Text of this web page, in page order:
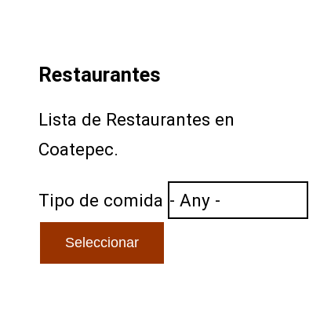
Restaurantes
Lista de Restaurantes en
Coatepec.
Tipo de comida